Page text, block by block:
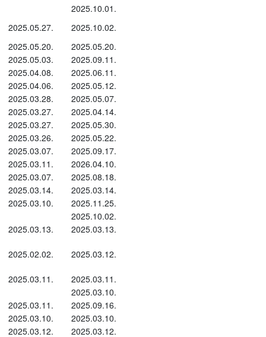
2025.10.01.
2025.05.27.
2025.10.02.
2025.05.20.
2025.05.20.
2025.05.03.
2025.09.11.
2025.04.08.
2025.06.11.
2025.04.06.
2025.05.12.
2025.03.28.
2025.05.07.
2025.03.27.
2025.04.14.
2025.03.27.
2025.05.30.
2025.03.26.
2025.05.22.
2025.03.07.
2025.09.17.
2025.03.11.
2026.04.10.
2025.03.07.
2025.08.18.
2025.03.14.
2025.03.14.
2025.03.10.
2025.11.25.
2025.10.02.
2025.03.13.
2025.03.13.
2025.02.02. 2025.03.12.
2025.03.11.
2025.03.11.
2025.03.10.
2025.03.11.
2025.09.16.
2025.03.10.
2025.03.10.
2025.03.12.
2025.03.12.